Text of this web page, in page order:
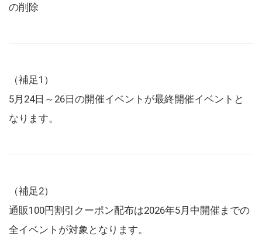
の削除
（補足1）
5月24日～26日の開催イベントが最終開催イベントと
なります。
（補足2）
通販100円割引クーポン配布は2026年5月中開催までの
全イベントが対象となります。